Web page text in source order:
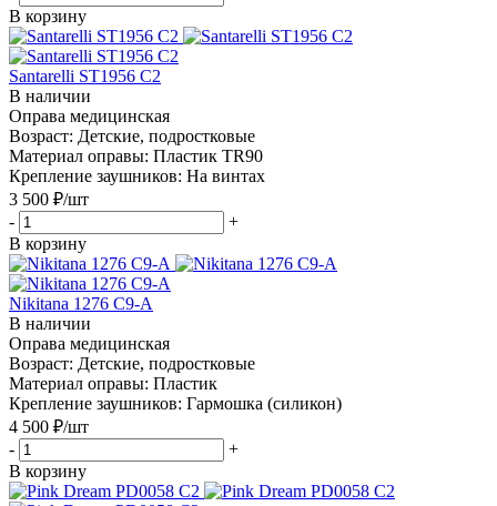
В корзину
Santarelli ST1956 C2
В наличии
Оправа медицинская
Возраст: Детские, подростковые
Материал оправы: Пластик TR90
Крепление заушников: На винтах
3 500 ₽/шт
-
+
В корзину
Nikitana 1276 C9-A
В наличии
Оправа медицинская
Возраст: Детские, подростковые
Материал оправы: Пластик
Крепление заушников: Гармошка (силикон)
4 500 ₽/шт
-
+
В корзину